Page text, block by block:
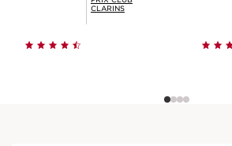
CLARINS